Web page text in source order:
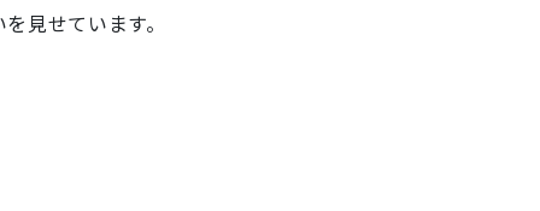
見せています。